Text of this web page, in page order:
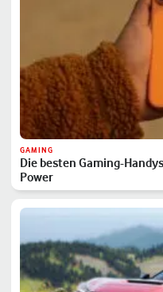
GAMING
Die besten Gaming-
Power